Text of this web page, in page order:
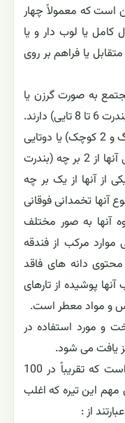
است که معمولاً چهار
یا لوب دار و یا
یا فراهم بر روی
به صورت گرزن یا
خوشه و مرکب از قطعات 4 یا 5 تایی (بندرت 6 تا 8 تایی) دارند.
پرچم های آنها معمولاً چهارتایی (2 بزرگ و 2 کوچک) یا دوتایی
و بندرت ممکنست 5 تایی باشد. مادگی آنها از 2 بر چه (بندرت
از آنها از یک بر چه
آنها تخمدانی فوقانی
آنها به صور مختلف
مرکب از فندقه
دانه های فاقد
پوشیده از تارهای
و مواد معطر است.
و مورد استفاده در
یافت می شود.
تعداد کلی انواع آن متجاوز از 2700 است که تقریباً در 100
این تیره که اغلب
از :